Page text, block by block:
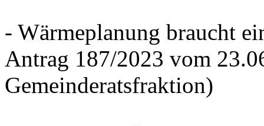
- Wärmeplanung braucht
Antrag 187/2023 vom
Gemeinderatsfraktion)